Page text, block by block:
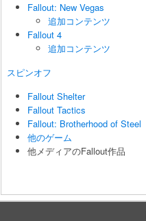
Fallout: New Vegas
追加コンテンツ
Fallout 4
追加コンテンツ
スピンオフ
Fallout Shelter
Fallout Tactics
Fallout: Brotherhood of Steel
他のゲーム
他メディアのFallout作品